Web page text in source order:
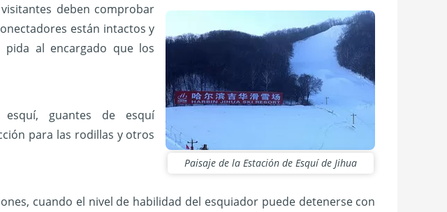
Paisaje de la Estación de Esquí de Jihua
deben comprobar
están intactos y
pida al encargado que los
guantes de esquí
para las rodillas y otros
cuando el nivel de habilidad del esquiador puede detenerse con